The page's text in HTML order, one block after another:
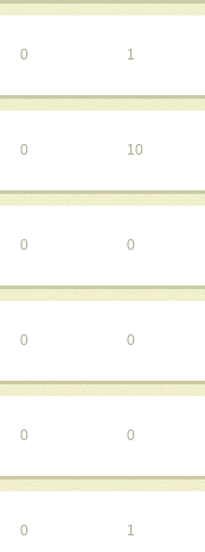
0 1
0 10
0 0
0 0
0 0
0 1